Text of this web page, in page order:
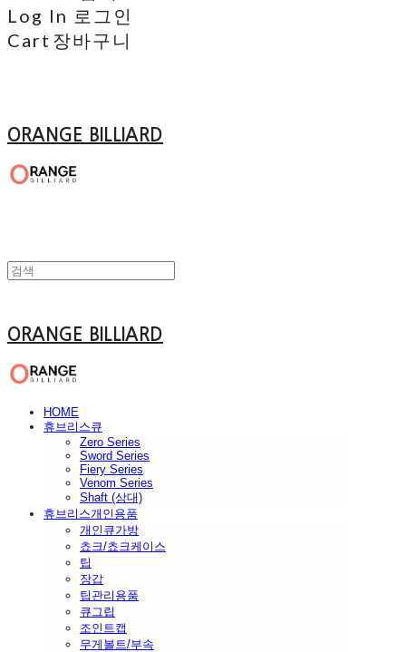
Log In 로그인
Cart 장바구니
ORANGE BILLIARD
ORANGE BILLIARD
HOME
휴브리스큐
Zero Series
Sword Series
Fiery Series
Venom Series
Shaft (상대)
휴브리스개인용품
개인큐가방
쵸크/쵸크케이스
팁
장갑
팁관리용품
큐그립
조인트캡
무게볼트/부속